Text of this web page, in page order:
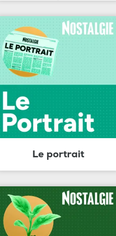
Le portrait